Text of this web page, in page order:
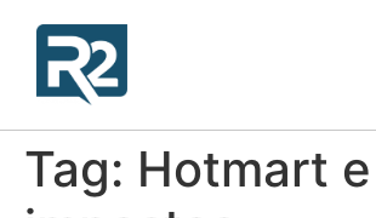
Tag: Hotmart e